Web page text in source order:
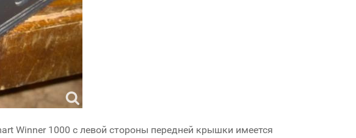
Winner 1000 с левой стороны передней крышки имеется